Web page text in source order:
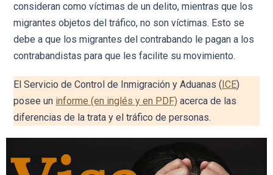
consideran como víctimas de un delito, mientras que los
migrantes objetos del tráfico, no son víctimas. Esto se
debe a que los migrantes del contrabando le pagan a los
contrabandistas para que les facilite su movimiento.
El Servicio de Control de Inmigración y Aduanas (ICE)
posee un informe (en inglés y en PDF) acerca de las
diferencias de la trata y el tráfico de personas.